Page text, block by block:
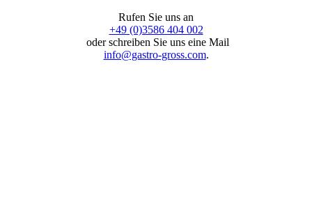
Rufen Sie uns an
+49 (0)3586 404 002
oder schreiben Sie uns eine Mail
info@gastro-gross.com.